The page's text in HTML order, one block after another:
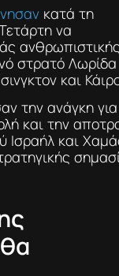
κατά τη
να
ανθρωπιστικής
στρατό Λωρίδα
και
την ανάγκη για
και την
Ισραήλ και